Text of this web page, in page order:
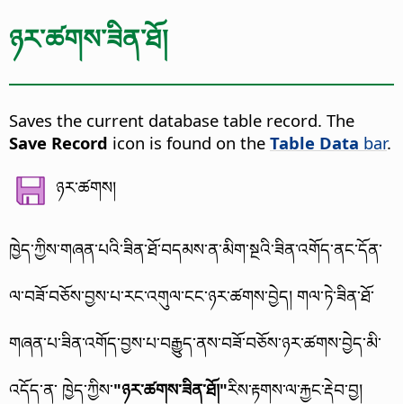
ཉར་ཚགས་ཟིན་ཐོ།
Saves the current database table record. The
Save Record icon is found on the Table Data bar.
ཉར་ཚགས།
ཁྱེད་ཀྱིས་གཞན་པའི་ཟིན་ཐོ་བདམས་ན་མིག་སྔའི་ཟིན་འགོད་ནང་དོན་
ལ་བཟོ་བཅོས་བྱས་པ་རང་འགུལ་ངང་ཉར་ཚགས་བྱེད། གལ་ཏེ་ཟིན་ཐོ་
གཞན་པ་ཟིན་འགོད་བྱས་པ་བརྒྱུད་ནས་བཟོ་བཅོས་ཉར་ཚགས་བྱེད་མི་
འདོད་ན་ ཁྱེད་ཀྱིས་"ཉར་ཚགས་ཟིན་ཐོ།"རིས་རྟགས་ལ་རྐྱང་རྡེབ་བྱ།